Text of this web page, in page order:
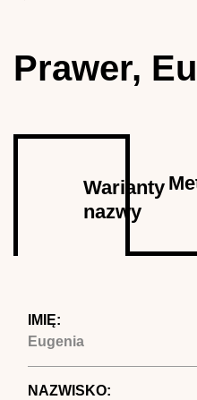
Prawer,
Warianty
nazwy
karta)
IMIĘ:
Eugenia
NAZWISKO: